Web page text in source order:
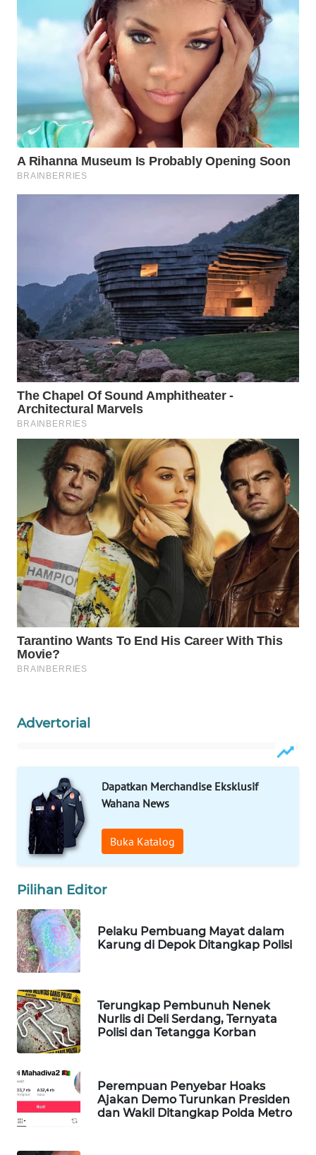
Advertorial
Dapatkan Merchandise Eksklusif
Wahana News
Buka Katalog
Pilihan Editor
Pelaku Pembuang Mayat dalam
Karung di Depok Ditangkap Polisi
Terungkap Pembunuh Nenek
Nurlis di Deli Serdang, Ternyata
Polisi dan Tetangga Korban
Perempuan Penyebar Hoaks
Ajakan Demo Turunkan Presiden
dan Wakil Ditangkap Polda Metro
WAHANA
WAHANA
INFRASTRUKTUR
WAHANA
WAHANA
WAHANA
TV
WAHANANEWS
ID
CO ID
WAHANANEWS
NET
WAHANA
SPORT
WAHANA
WAHANA
SELEB
OTOMOTIF
WAHANA
HEALTH
WAHANA
DESA
WISATA
LAPAK
WAHANA
Wahana
KONSUMEN
LISTRIK
MASYARAKAT
KELISTRIKAN